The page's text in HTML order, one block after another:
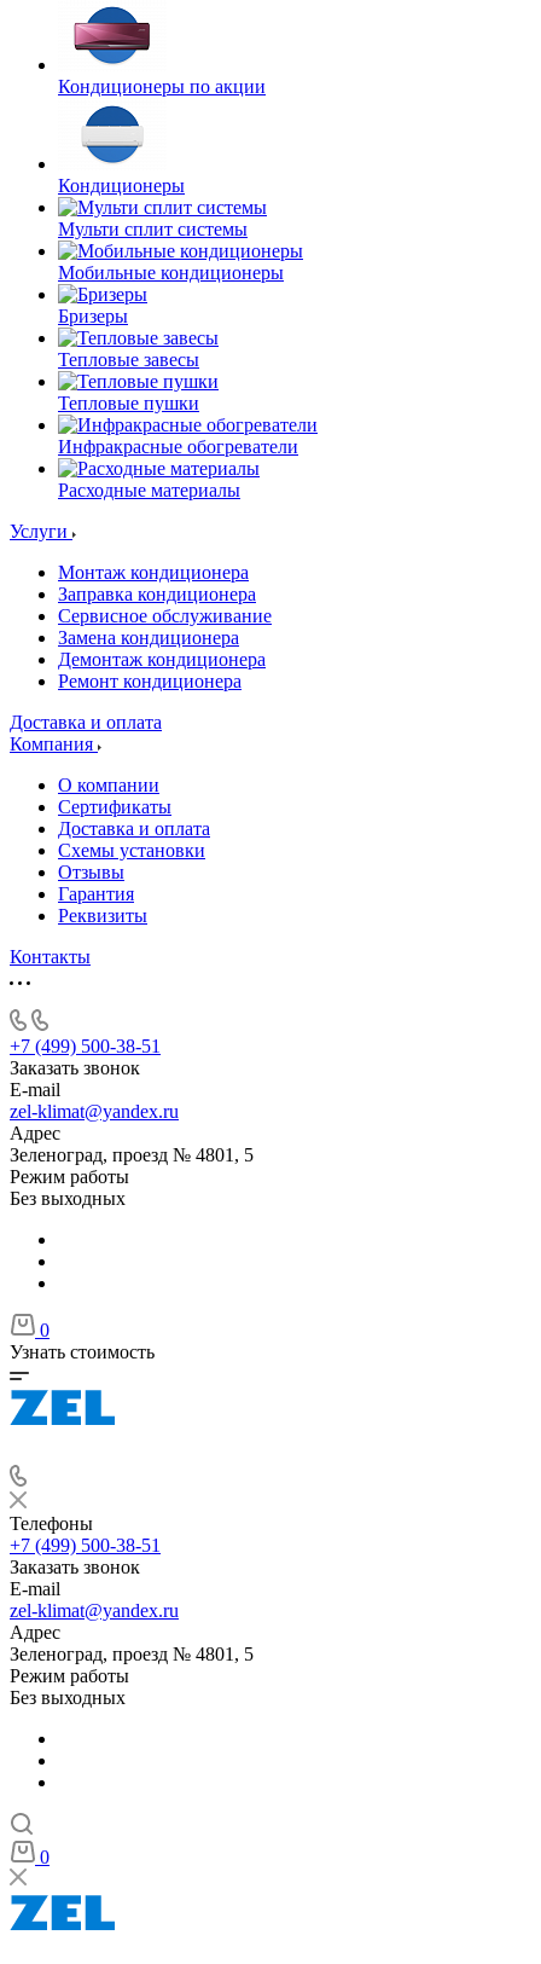
Кондиционеры по акции
Кондиционеры
Мульти сплит системы
Мобильные кондиционеры
Бризеры
Тепловые завесы
Тепловые пушки
Инфракрасные обогреватели
Расходные материалы
Услуги
Монтаж кондиционера
Заправка кондиционера
Сервисное обслуживание
Замена кондиционера
Демонтаж кондиционера
Ремонт кондиционера
Доставка и оплата
Компания
О компании
Сертификаты
Доставка и оплата
Схемы установки
Отзывы
Гарантия
Реквизиты
Контакты
+7 (499) 500-38-51
Заказать звонок
E-mail
zel-klimat@yandex.ru
Адрес
Зеленоград, проезд № 4801, 5
Режим работы
Без выходных
0
Узнать стоимость
Телефоны
+7 (499) 500-38-51
Заказать звонок
E-mail
zel-klimat@yandex.ru
Адрес
Зеленоград, проезд № 4801, 5
Режим работы
Без выходных
0